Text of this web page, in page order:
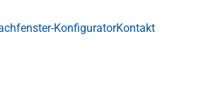
KonfiguratorKontakt